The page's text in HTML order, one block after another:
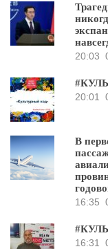
20:03
20:01
В
16:35
16:31